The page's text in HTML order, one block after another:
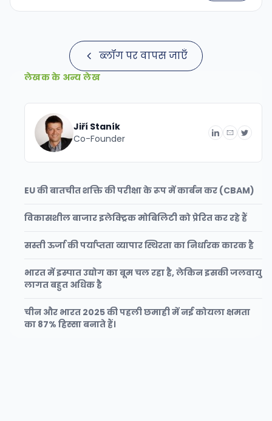
ब्लॉग पर वापस जाएँ
लेखक के अन्य लेख
Jiří Staník
Co-Founder
EU की बातचीत शक्ति की परीक्षा के रूप में कार्बन कर (CBAM)
विकासशील बाजार इलेक्ट्रिक मोबिलिटी को प्रेरित कर रहे हैं
सस्ती ऊर्जा की पर्याप्तता व्यापार स्थिरता का निर्धारक कारक है
भारत में इस्पात उद्योग का बूम चल रहा है, लेकिन इसकी जलवायु
लागत बहुत अधिक है
चीन और भारत 2025 की पहली छमाही में नई कोयला क्षमता
का 87% हिस्सा बनाते हैं।